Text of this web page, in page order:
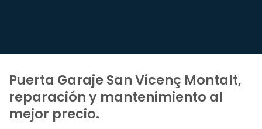
Puerta Garaje San Vicenç Montalt,
reparación y mantenimiento al
mejor precio.